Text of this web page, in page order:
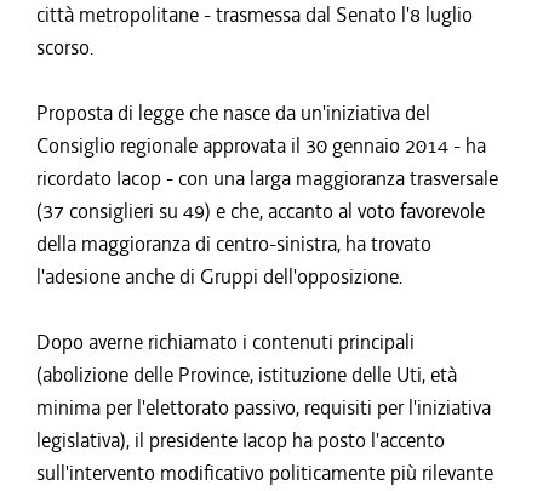
città metropolitane - trasmessa dal Senato l'8 luglio
scorso.
Proposta di legge che nasce da un'iniziativa del
Consiglio regionale approvata il 30 gennaio 2014 - ha
ricordato Iacop - con una larga maggioranza trasversale
(37 consiglieri su 49) e che, accanto al voto favorevole
della maggioranza di centro-sinistra, ha trovato
l'adesione anche di Gruppi dell'opposizione.
Dopo averne richiamato i contenuti principali
(abolizione delle Province, istituzione delle Uti, età
minima per l'elettorato passivo, requisiti per l'iniziativa
legislativa), il presidente Iacop ha posto l'accento
sull'intervento modificativo politicamente più rilevante